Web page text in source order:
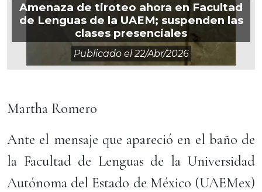
Amenaza de tiroteo ahora en Facultad
de Lenguas de la UAEM; suspenden las
clases presenciales
Publicado el22/abr/2026
Martha Romero
Ante el mensaje que apareció en el baño de
la Facultad de Lenguas de la Universidad
Autónoma del Estado de México (UAEMex)